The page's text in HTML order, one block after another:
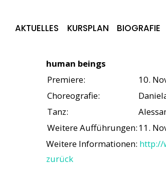
AKTUELLES KURSPLAN BIOGRAFIE
human beings
Premiere:
10.
Choreografie:
Tanz:
Weitere Aufführungen:11.
Weitere Informationen: http://
zurück